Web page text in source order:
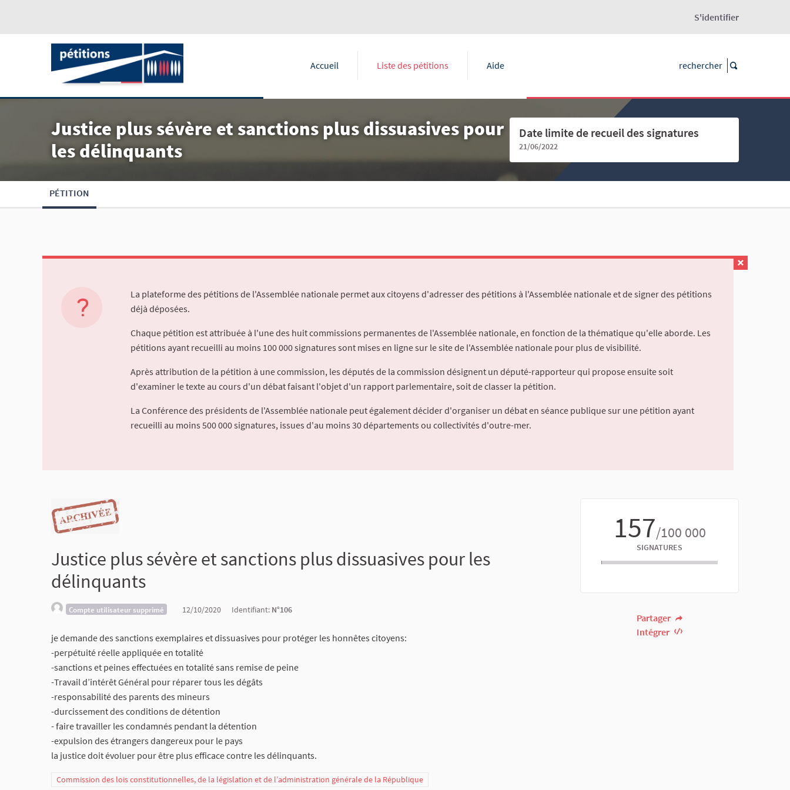
S'identifier
Accueil Liste des pétitions Aide
Justice plus sévère et sanctions plus dissuasives pour
les délinquants
Date limite de recueil des signatures
21/06/2022
PÉTITION
La plateforme des pétitions de l'Assemblée nationale permet aux citoyens d'adresser des pétitions à l'Assemblée nationale et de signer des pétitions
déjà déposées.
Chaque pétition est attribuée à l'une des huit commissions permanentes de l'Assemblée nationale, en fonction de la thématique qu'elle aborde. Les
pétitions ayant recueilli au moins 100 000 signatures sont mises en ligne sur le site de l'Assemblée nationale pour plus de visibilité.
Après attribution de la pétition à une commission, les députés de la commission désignent un député-rapporteur qui propose ensuite soit
d'examiner le texte au cours d'un débat faisant l'objet d'un rapport parlementaire, soit de classer la pétition.
La Conférence des présidents de l'Assemblée nationale peut également décider d'organiser un débat en séance publique sur une pétition ayant
recueilli au moins 500 000 signatures, issues d'au moins 30 départements ou collectivités d'outre-mer.
157/100 000
SIGNATURES
Partager
Intégrer
Justice plus sévère et sanctions plus dissuasives pour les
délinquants
Compte utilisateur supprimé 12/10/2020 Identifiant: N°106
je demande des sanctions exemplaires et dissuasives pour protéger les honnêtes citoyens:
-perpétuité réelle appliquée en totalité
-sanctions et peines effectuées en totalité sans remise de peine
-Travail d’intérêt Général pour réparer tous les dégâts
-responsabilité des parents des mineurs
-durcissement des conditions de détention
- faire travailler les condamnés pendant la détention
-expulsion des étrangers dangereux pour le pays
la justice doit évoluer pour être plus efficace contre les délinquants.
Commission des lois constitutionnelles, de la législation et de l’administration générale de la République